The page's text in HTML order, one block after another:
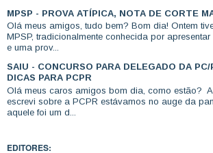
MPSP - PROVA ATÍPICA, NOTA DE CORTE
Olá meus amigos, tudo bem? Bom dia! Ontem
MPSP, tradicionalmente conhecida por
e uma prov...
SAIU - CONCURSO PARA DELEGADO DA
DICAS PARA PCPR
Olá meus caros amigos bom dia, como estão?
escrevi sobre a PCPR estávamos no auge da
aquele foi um d...
EDITORES: